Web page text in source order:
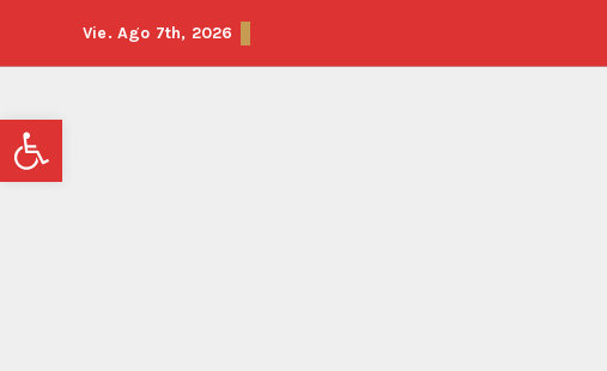
Vie. Ago 7th, 2026
Abrir barra de herramientas